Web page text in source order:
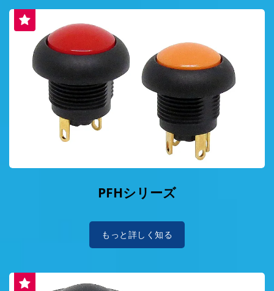
PFHシリーズ
もっと詳しく知る